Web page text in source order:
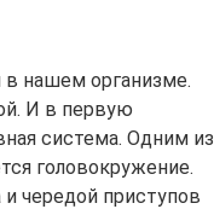
нашем организме.
И в первую
система. Одним из
головокружение.
чередой приступов